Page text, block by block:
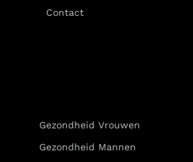
Contact
Gezondheid Vrouwen
Gezondheid Mannen